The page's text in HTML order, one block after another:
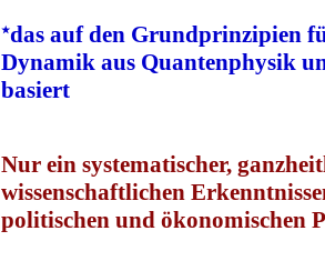
★das auf den Grundprinzipien
Dynamik aus Quantenphysik
basiert
Nur ein systematischer,
wissenschaftlichen
politischen und ökonomischen